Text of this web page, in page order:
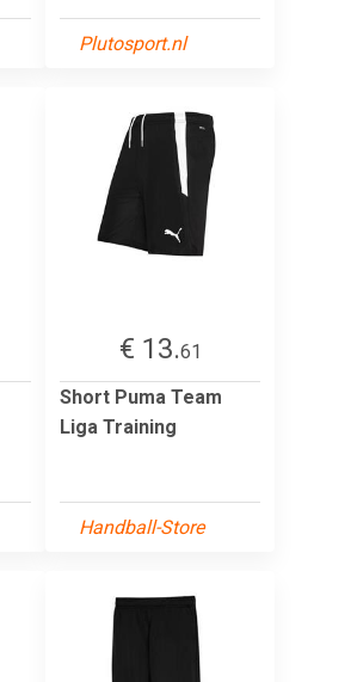
Plutosport.nl
€ 13.61
Short Puma Team
Liga Training
Handball-Store